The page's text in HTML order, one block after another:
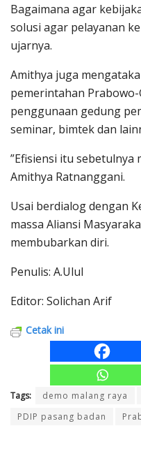
Bagaimana agar
solusi agar pelayanan
ujarnya.
Amithya juga
pemerintahan
penggunaan gedung
seminar, bimtek dan
”Efisiensi itu sebetulnya
Amithya Ratnanggani.
Usai berdialog dengan
massa Aliansi
membubarkan diri.
Penulis: A.Ulul
Editor: Solichan Arif
Cetak ini
Tags: demo malang raya
PDIP pasang badan